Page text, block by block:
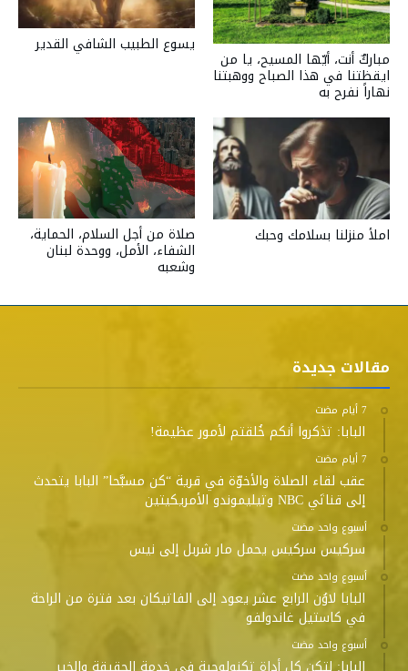
يسوع الطبيب الشافي القدير
مباركٌ أنت، أيّها المسيح، يا من
ايقظتنا في هذا الصباح ووهبتنا
نهاراً نفرح به
صلاة من أجل السلام، الحماية،
الشفاء، الأمل، ووحدة لبنان
وشعبه
املأ منزلنا بسلامك وحبك
مقالات جديدة
البابا: تذكروا أنكم خُلقتم لأمور عظيمة!
عقب لقاء الصلاة والأخوّة في قرية “كن مسبَّحا” البابا يتحدث
إلى قناتَي NBC وتيليموندو الأمريكيتين
‫‫‫‏‫أسبوع واحد مضت‬
سركيس سركيس يحمل مار شربل إلى نيس
‫‫‫‏‫أسبوع واحد مضت‬
البابا لاوُن الرابع عشر يعود إلى الفاتيكان بعد فترة من الراحة
في كاستيل غاندولفو
‫‫‫‏‫أسبوع واحد مضت‬